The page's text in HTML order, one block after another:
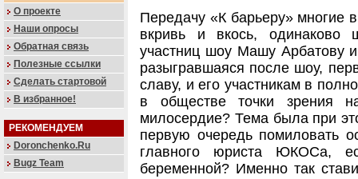
О проекте
Наши опросы
Обратная связь
Полезные ссылки
Сделать стартовой
В избранное!
РЕКОМЕНДУЕМ
Doronchenko.Ru
Bugz Team
Передачу «К барьеру» многие
вкривь и вкось, одинаково
участниц шоу Машу Арбатову
разыгравшаяся после шоу,
славу, и его участникам в
в обществе точки зрения
милосердие? Тема была при
первую очередь помиловать
главного юриста ЮКОСа,
беременной? Именно так